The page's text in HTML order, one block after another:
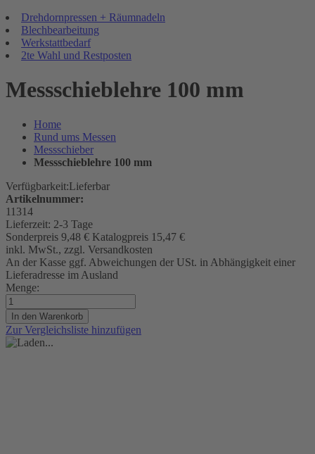
Drehdornpressen + Räumnadeln
Blechbearbeitung
Werkstattbedarf
2te Wahl und Restposten
Messschieblehre 100 mm
Home
Rund ums Messen
Messschieber
Messschieblehre 100 mm
Verfügbarkeit:Lieferbar
Artikelnummer:
11314
Lieferzeit: 2-3 Tage
Sonderpreis 9,48 € Katalogpreis 15,47 €
inkl. MwSt., zzgl. Versandkosten
An der Kasse ggf. Abweichungen der USt. in Abhängigkeit einer
Lieferadresse im Ausland
Menge:
In den Warenkorb
Zur Vergleichsliste hinzufügen